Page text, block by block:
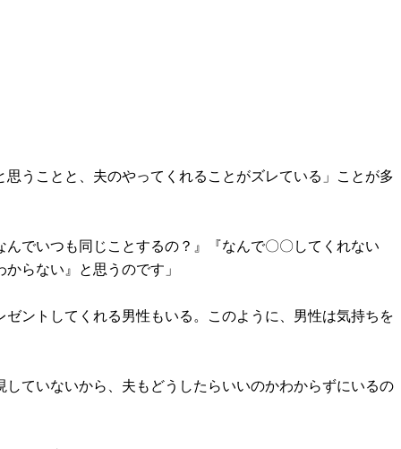
うことと、夫のやってくれることがズレている」ことが多
でいつも同じことするの？』『なんで〇〇してくれない
らない』と思うのです」
ントしてくれる男性もいる。このように、男性は気持ちを
ていないから、夫もどうしたらいいのかわからずにいるの